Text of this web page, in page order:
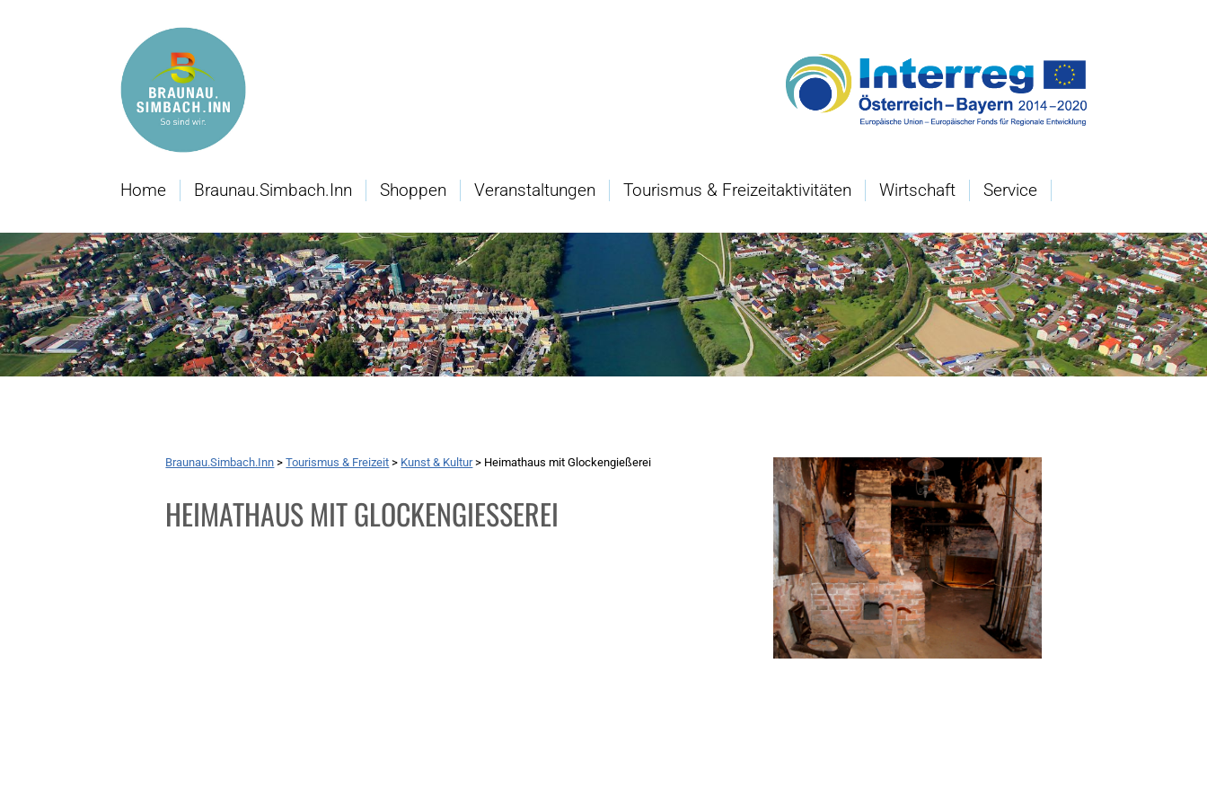
Home Braunau.Simbach.Inn Shoppen Veranstaltungen Tourismus & Freizeitaktivitäten Wirtschaft Service
Braunau.Simbach.Inn >Tourismus & Freizeit > Kunst & Kultur> Heimathaus mit Glockengießerei
HEIMATHAUS MIT GLOCKENGIESSEREI